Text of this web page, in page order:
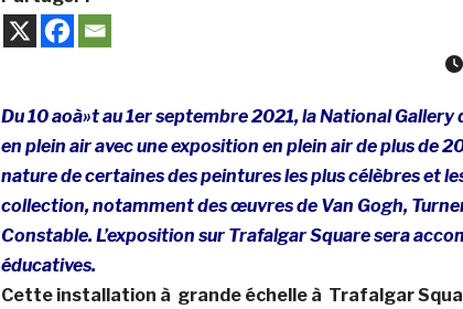
Du 10 aoà»t au 1er septembre 2021, la National
en plein air avec une exposition en plein air de plus de
nature de certaines des peintures les plus célèbres et
collection, notamment desœuvresde Van Gogh,
Constable. L’exposition sur Trafalgar Square sera
éducatives.
Cette installation à grande échelle à Trafalgar